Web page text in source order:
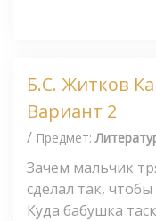
Б.С. Житков
Вариант 2
/ Предмет:
Зачем мальчик
сделал так,
Куда бабушка